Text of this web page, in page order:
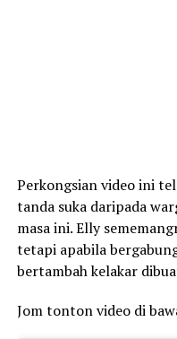
Perkongsian video ini
tanda suka daripada
masa ini. Elly
tetapi apabila
bertambah kelakar
Jom tonton video di